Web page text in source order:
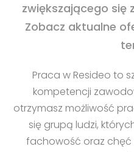
zwiększającego się
Zobacz aktualne
Praca w Resideo to
kompetencji
otrzymasz możliwość
się grupą ludzi,
fachowość oraz chęć